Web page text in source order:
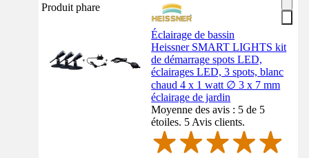
Produit phare
Éclairage de bassin
Heissner SMART LIGHTS kit
de démarrage spots LED,
éclairages LED, 3 spots, blanc
chaud 4 x 1 watt ∅ 3 x 7 mm
éclairage de jardin
Moyenne des avis : 5 de 5
étoiles. 5 Avis clients.